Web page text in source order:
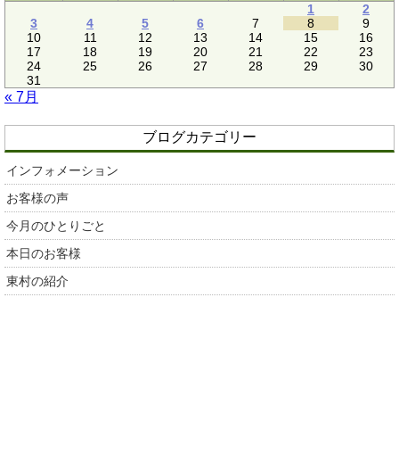
1
2
3
4 5 6 7 8
9
10
11 12 13 14 15
16
17
18 19 20 21 22
23
24
25 26 27 28 29
30
31
« 7月
ブログカテゴリー
インフォメーション
お客様の声
今月のひとりごと
本日のお客様
東村の紹介